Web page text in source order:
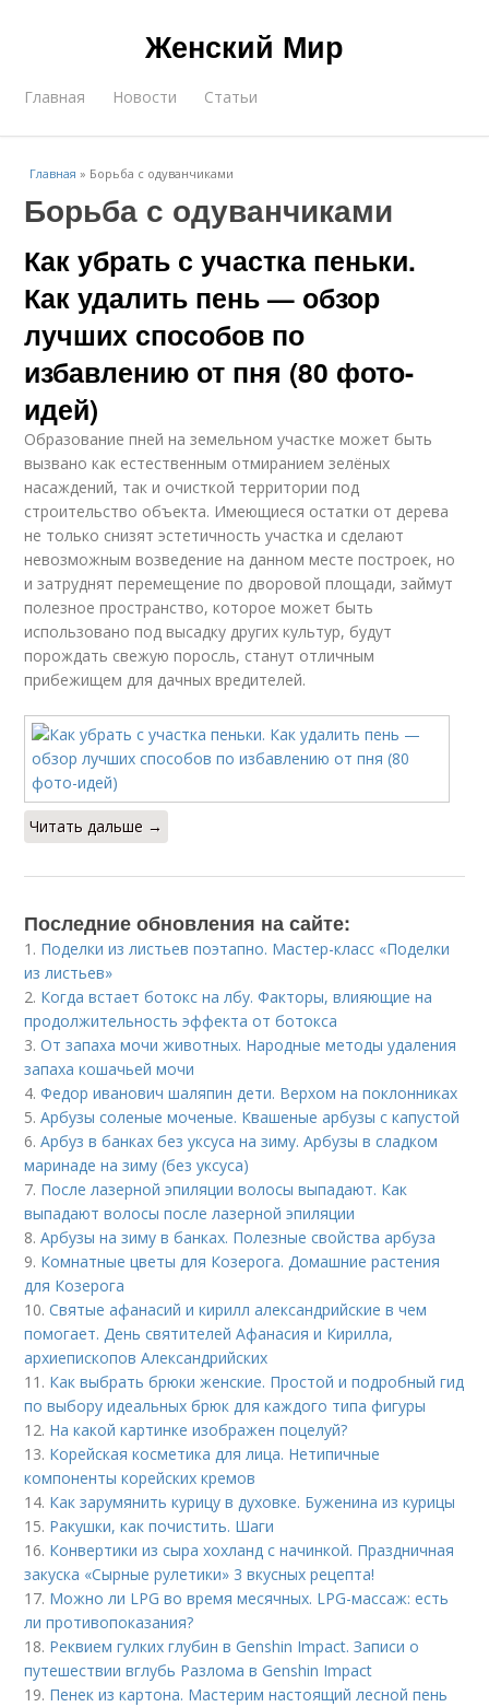
Женский Мир
Главная Новости Статьи
Главная » Борьба с одуванчиками
Борьба с одуванчиками
Как убрать с участка пеньки.
Как удалить пень — обзор
лучших способов по
избавлению от пня (80 фото-
идей)
Образование пней на земельном участке может быть
вызвано как естественным отмиранием зелёных
насаждений, так и очисткой территории под
строительство объекта. Имеющиеся остатки от дерева
не только снизят эстетичность участка и сделают
невозможным возведение на данном месте построек, но
и затруднят перемещение по дворовой площади, займут
полезное пространство, которое может быть
использовано под высадку других культур, будут
порождать свежую поросль, станут отличным
прибежищем для дачных вредителей.
Читать дальше →
Последние обновления на сайте:
1. Поделки из листьев поэтапно. Мастер-класс «Поделки
из листьев»
2. Когда встает ботокс на лбу. Факторы, влияющие на
продолжительность эффекта от ботокса
3.От запаха мочи животных. Народные методы удаления
запаха кошачьей мочи
4.Федор иванович шаляпин дети. Верхом на поклонниках
5.Арбузы соленые моченые. Квашеные арбузы с капустой
6.Арбуз в банках без уксуса на зиму. Арбузы в сладком
маринаде на зиму (без уксуса)
7. После лазерной эпиляции волосы выпадают. Как
выпадают волосы после лазерной эпиляции
8.Арбузы на зиму в банках. Полезные свойства арбуза
9. Комнатные цветы для Козерога. Домашние растения
для Козерога
10.Святые афанасий и кирилл александрийские в чем
помогает. День святителей Афанасия и Кирилла,
архиепископов Александрийских
11. Как выбрать брюки женские. Простой и подробный гид
по выбору идеальных брюк для каждого типа фигуры
12. На какой картинке изображен поцелуй?
13. Корейская косметика для лица. Нетипичные
компоненты корейских кремов
14. Как зарумянить курицу в духовке. Буженина из курицы
15. Ракушки, как почистить. Шаги
16. Конвертики из сыра хохланд с начинкой. Праздничная
закуска «Сырные рулетики» 3 вкусных рецепта!
17. Можно ли LPG во время месячных. LPG-массаж: есть
ли противопоказания?
18. Реквием гулких глубин в Genshin Impact. Записи о
путешествии вглубь Разлома в Genshin Impact
19. Пенек из картона. Мастерим настоящий лесной пень